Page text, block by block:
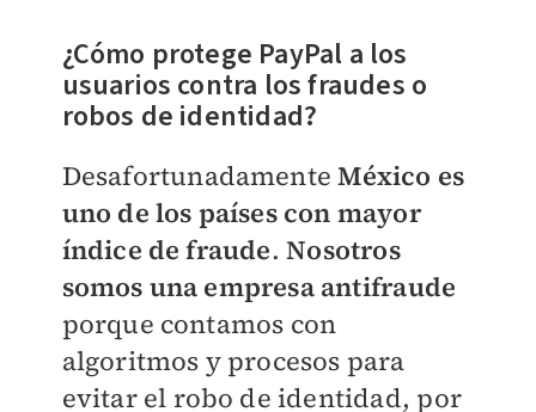
¿Cómo protege PayPal a los
usuarios contra los fraudes o
robos de identidad?
DesafortunadamenteMéxico es
uno de los países con mayor
índice de fraude.Nosotros
somos una empresa antifraude
porque contamos con
algoritmos y procesos para
evitar el robo de identidad, por